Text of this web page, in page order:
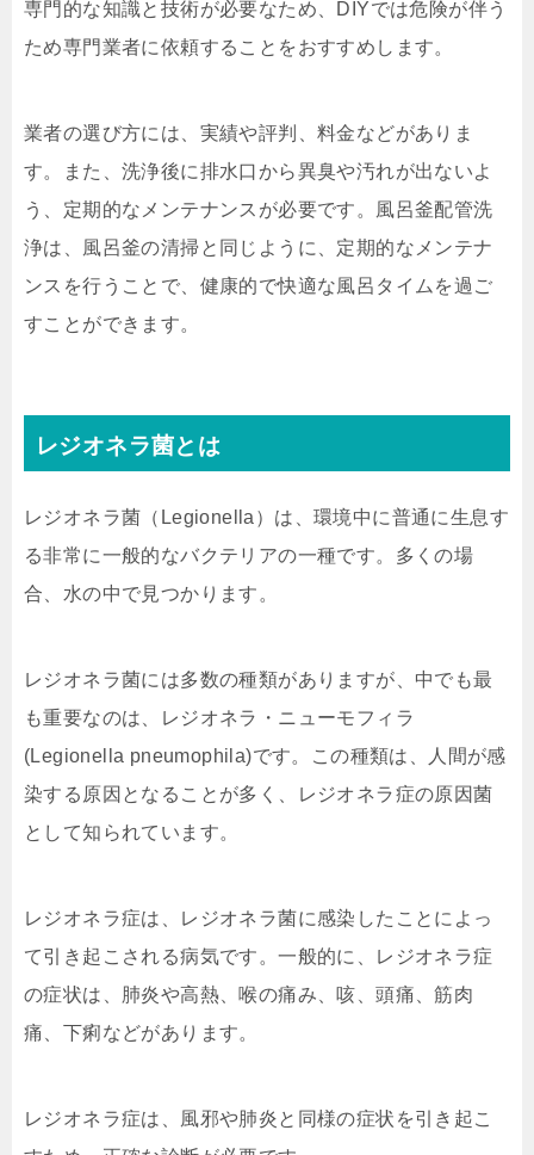
専門的な知識と技術が必要なため、DIYでは危険が伴う
ため専門業者に依頼することをおすすめします。
業者の選び方には、実績や評判、料金などがありま
す。また、洗浄後に排水口から異臭や汚れが出ないよ
う、定期的なメンテナンスが必要です。風呂釜配管洗
浄は、風呂釜の清掃と同じように、定期的なメンテナ
ンスを行うことで、健康的で快適な風呂タイムを過ご
すことができます。
レジオネラ菌とは
レジオネラ菌（Legionella）は、環境中に普通に生息す
る非常に一般的なバクテリアの一種です。多くの場
合、水の中で見つかります。
レジオネラ菌には多数の種類がありますが、中でも最
も重要なのは、レジオネラ・ニューモフィラ
(Legionella pneumophila)です。この種類は、人間が感
染する原因となることが多く、レジオネラ症の原因菌
として知られています。
レジオネラ症は、レジオネラ菌に感染したことによっ
て引き起こされる病気です。一般的に、レジオネラ症
の症状は、肺炎や高熱、喉の痛み、咳、頭痛、筋肉
痛、下痢などがあります。
レジオネラ症は、風邪や肺炎と同様の症状を引き起こ